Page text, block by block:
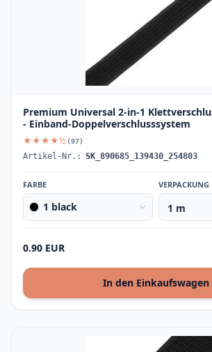
Premium Universal 2-in-1
- Einband-Doppelverschlusssystem
★★★★½ (97)
Artikel-Nr.: SK_890685_139430_254803
FARBE
1 black
VERPACKUNG
0.90 EUR
In den Einkaufswagen